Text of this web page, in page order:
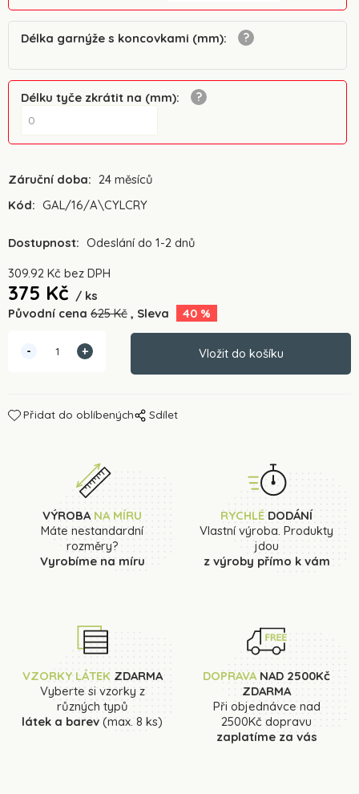
Délka garnýže s koncovkami (mm):
Délku tyče zkrátit na (mm):
Záruční doba: 24 měsíců
Kód: GAL/16/A\CYLCRY
Dostupnost: Odeslání do 1-2 dnů
309.92 Kč bez DPH
375 Kč
ks
Původní cena 625Kč Sleva 40 %
Přidat do oblíbených Sdílet
VÝROBA NA MÍRU
Máte nestandardní
rozměry?
Vyrobíme na míru
RYCHLÉDODÁNÍ
Vlastní výroba. Produkty
jdou
z výroby přímo k vám
VZORKY LÁTEK ZDARMA
Vyberte si vzorky z
různých typů
látek a barev (max. 8 ks)
DOPRAVANAD 2500Kč
ZDARMA
Při objednávce nad
2500Kč dopravu
zaplatíme za vás